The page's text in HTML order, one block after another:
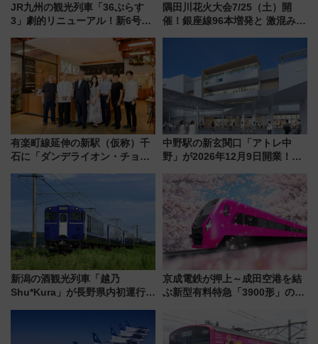
JR九州の観光列車「36ぷらす
3」劇的リニューアル！新6号車
別 “プレミアムランチ”導入･ル
ートや価格など解説
隅田川花火大会7/25（土）開
催！銀座線96本増発と 激混みの
アクセス攻略法、2万発の花火が
有楽町線延伸の新駅（仮称）千
石に「ダンデライオン・チョコ
1億円出資で挑む新時代のまちづ
くりとは？
中野駅の新玄関口「アトレ中
野」が2026年12月9日開業！新
注目スポット
新潟の酒観光列車「越乃
Shu*Kura」が長野県内初運行！
京成電鉄が押上～成田空港を結
ぶ新型有料特急「3900形」のコ
募集も実施